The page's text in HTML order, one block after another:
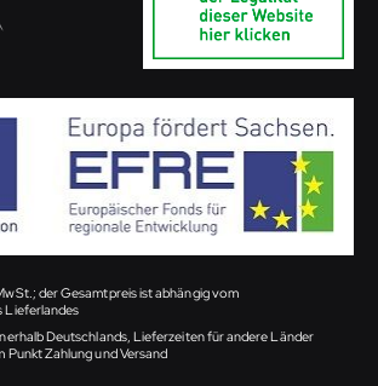
der Gesamtpreis ist abhängig vom
Lieferlandes
Deutschlands, Lieferzeiten für andere Länder
Punkt Zahlung und Versand